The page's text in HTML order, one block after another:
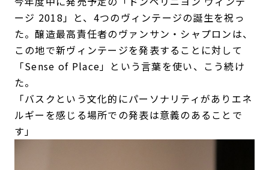
ージ 2018」と、4つのヴィンテージの誕生を祝っ
た。醸造最高責任者のヴァンサン・シャプロンは、
この地で新ヴィンテージを発表することに対して
「Sense of Place」という言葉を使い、こう続け
た。
「バスクという文化的にパーソナリティがありエネ
ルギーを感じる場所での発表は意義のあることで
す」